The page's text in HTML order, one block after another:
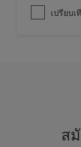
เปรียบเ
ส